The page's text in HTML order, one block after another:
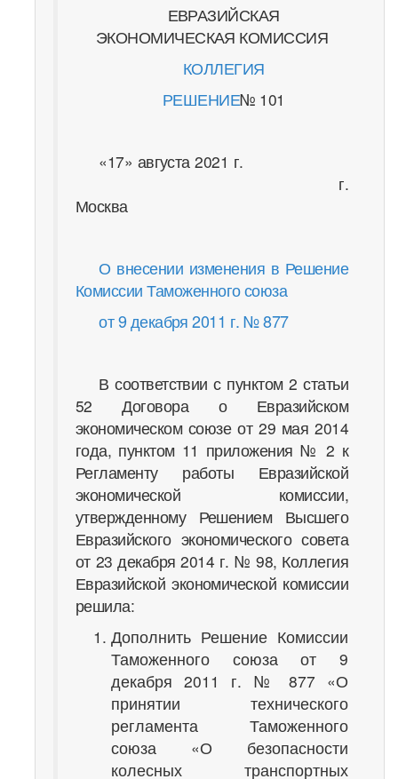
ЕВРАЗИЙСКАЯ
ЭКОНОМИЧЕСКАЯ КОМИССИЯ
КОЛЛЕГИЯ
РЕШЕНИЕ№ 101
«17» августа 2021 г.
г.
Москва
О внесении изменения в Решение
Комиссии Таможенного союза
от 9 декабря 2011 г. № 877
В соответствии с пунктом 2 статьи
52 Договора о Евразийском
экономическом союзе от 29 мая 2014
года, пунктом 11 приложения № 2 к
Регламенту работы Евразийской
экономической комиссии,
утвержденному Решением Высшего
Евразийского экономического совета
от 23 декабря 2014 г. № 98, Коллегия
Евразийской экономической комиссии
решила:
Дополнить Решение Комиссии
Таможенного союза от 9
декабря 2011 г. № 877 «О
принятии технического
регламента Таможенного
союза «О безопасности
колесных транспортных